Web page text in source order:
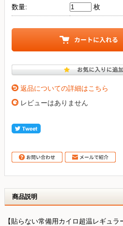
数量: 枚
返品についての詳細はこちら
レビューはありません
商品説明
【貼らない常備用カイロ超温レギュ